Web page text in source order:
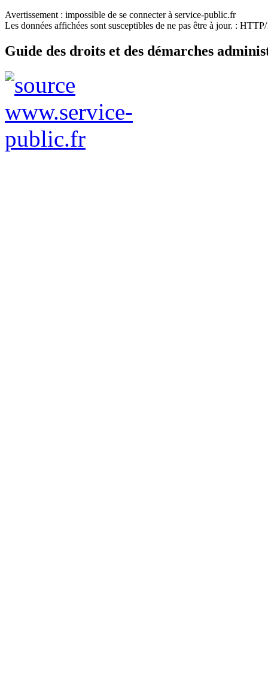
Avertissement : impossible de se connecter à service-public.fr
Les données affichées sont susceptibles de ne pas être à jour. :
Guide des droits et des démarches